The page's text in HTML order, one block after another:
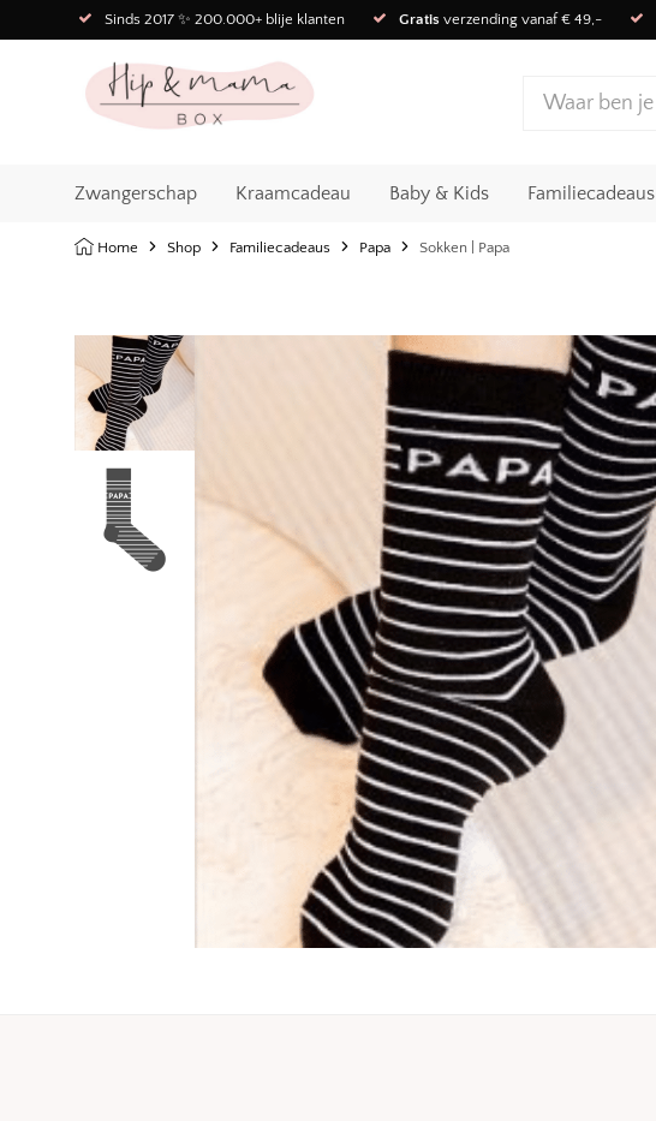
Sinds 2017 ✨ 200.000+ blije klanten Gratis verzending vanaf € 49,-
Zwangerschap Kraamcadeau Baby & Kids Familiecadeaus
Home Shop Familiecadeaus Papa Sokken | Papa